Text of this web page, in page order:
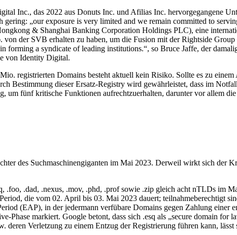
Inc., das 2022 aus Donuts Inc. und Afilias Inc. hervorgegangene
„our exposure is very limited and we remain committed to
& Shanghai Banking Corporation Holdings PLC), eine
der SVB erhalten zu haben, um die Fusion mit der Rightside
forming a syndicate of leading institutions.“, so Bruce Jaffe, der
von Identity Digital.
registrierten Domains besteht aktuell kein Risiko. Sollte es zu
Bestimmung dieser Ersatz-Registry wird gewährleistet, dass im
um fünf kritische Funktionen aufrechtzuerhalten, darunter vor allem
des Suchmaschinengiganten im Mai 2023. Derweil wirkt sich der
.foo, .dad, .nexus, .mov, .phd, .prof sowie .zip gleich acht nTLDs im
die vom 02. April bis 03. Mai 2023 dauert; teilnahmeberechtigt
(EAP), in der jedermann verfübare Domains gegen Zahlung einer
markiert. Google betont, dass sich .esq als „secure domain for
Verletzung zu einem Entzug der Registrierung führen kann,